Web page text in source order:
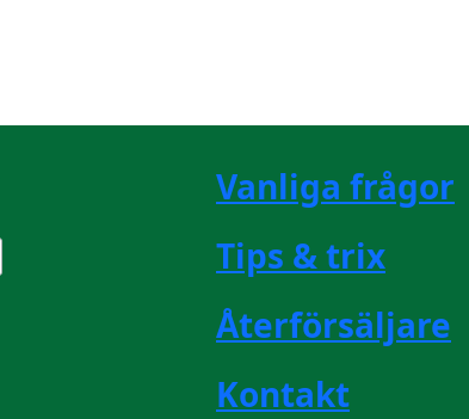
Vanliga frågor
Tips & trix
Återförsäljare
Kontakt